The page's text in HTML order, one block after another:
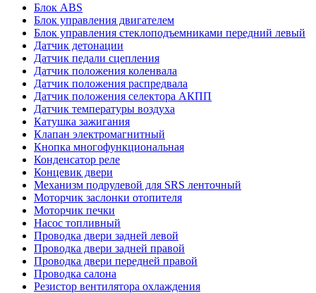
Блок ABS
Блок управления двигателем
Блок управления стеклоподъемниками передний левый
Датчик детонации
Датчик педали сцепления
Датчик положения коленвала
Датчик положения распредвала
Датчик положения селектора АКПП
Датчик температуры воздуха
Катушка зажигания
Клапан электромагнитный
Кнопка многофункциональная
Конденсатор реле
Концевик двери
Механизм подрулевой для SRS ленточный
Моторчик заслонки отопителя
Моторчик печки
Насос топливный
Проводка двери задней левой
Проводка двери задней правой
Проводка двери передней правой
Проводка салона
Резистор вентилятора охлаждения